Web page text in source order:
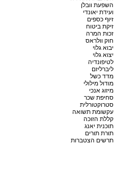
השפעת וובלן
ועידת יאונדי
זיוף כספים
זיקת ביטוח
זכות המרה
חוק וולראס
יבוא גלוי
יצוא גלוי
לטיפונדיה
ליברליזם
מדד כשל
מודול מילולי
מיזוג אנכי
סחיפת שכר
סטרוקטורלית
עקשומת תשואה
קללת הזוכה
תוכנית יאנג
תורת תורים
תרשים הצטברות